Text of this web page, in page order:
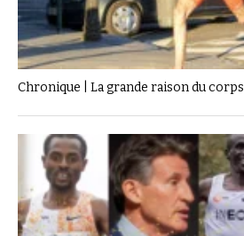
Chronique | La grande raison du corps